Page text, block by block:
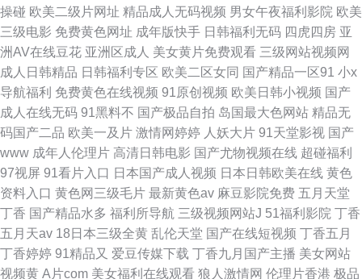
操碰 欧美二级片网址 精品成人无码视频 男女午夜福利影院 欧美
三级电影 免费黄色网址 成年版快手 日韩福利无码 四虎四房 亚
洲AV在线豆花 亚洲区成人 美女黄片免费观看 三级网站视频网
成人日韩精品 日韩福利专区 欧美二区女同 国产精品一区91 小x
导航福利 免费黄色在线视频 91原创视频 欧美日韩小视频 国产
成人在线无码 91黑料不 国产极品自拍 岛国最大色网站 精品无
码国产二品 欧美一及片 激情网婷婷 人妖大片 91天堂影视 国产
www 成年人伦理片 高清日韩电影 国产尤物视频在线 超碰福利
97视屏 91看片入口 日本国产成人视频 日本日韩欧美在线 黄色
资料入口 黄色网三级毛片 最新黄色av 麻豆影院免费 五月天堂
丁香 国产精品水多 福利所导航 三级视频网站J 51福利影院 丁香
五月天av 18日本三级全黄 乱伦天堂 国产在线短视频 丁香五月
丁香婷婷 91精品又 爱豆传媒下载 丁香九月国产主播 美女网站
视频黄 A片com 美女福利在线观看 狼人激情网 伦理片香港 极品